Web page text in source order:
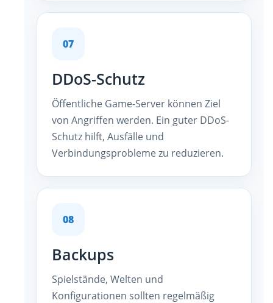
07
DDoS-Schutz
Öffentliche Game-Server können Ziel
von Angriffen werden. Ein guter DDoS-
Schutz hilft, Ausfälle und
Verbindungsprobleme zu reduzieren.
08
Backups
Spielstände, Welten und
Konfigurationen sollten regelmäßig